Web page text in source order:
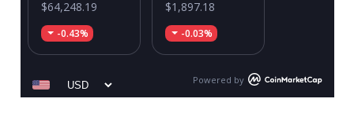
$64,248.19
-0.43%
$1,897.18
-0.03%
Powered by